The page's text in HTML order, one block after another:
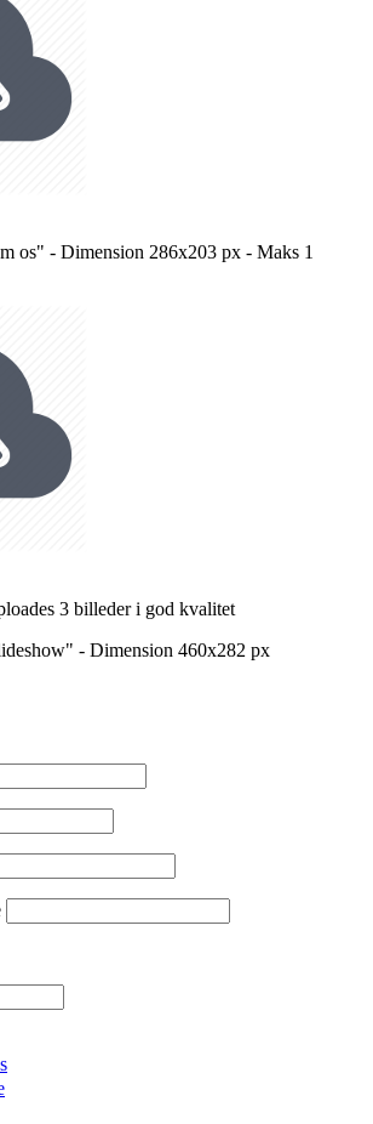
os" - Dimension 286x203 px - Maks 1
3 billeder i god kvalitet
- Dimension 460x282 px